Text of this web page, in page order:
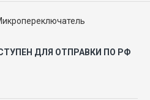
ДЛЯ ОТПРАВКИ ПО РФ